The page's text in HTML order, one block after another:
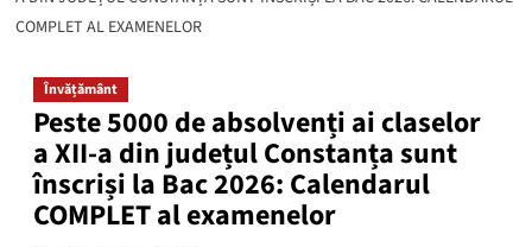
COMPLET AL EXAMENELOR
Învățământ
Peste 5000 de absolvenți ai claselor
a XII-a din județul Constanța sunt
înscriși la Bac 2026: Calendarul
COMPLET al examenelor